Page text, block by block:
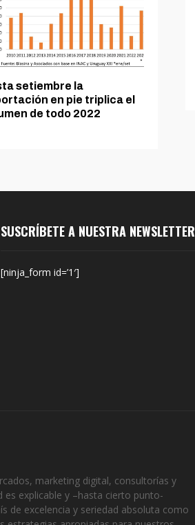
setiembre la
en pie triplica el
de todo 2022
SUSCRÍBETE A NUESTRA NEWSLETTER
[ninja_form id=’1′]
marketing digital, consultorías y
explicable y –hasta cierto punto-
de excelencia y seriedad absoluta como